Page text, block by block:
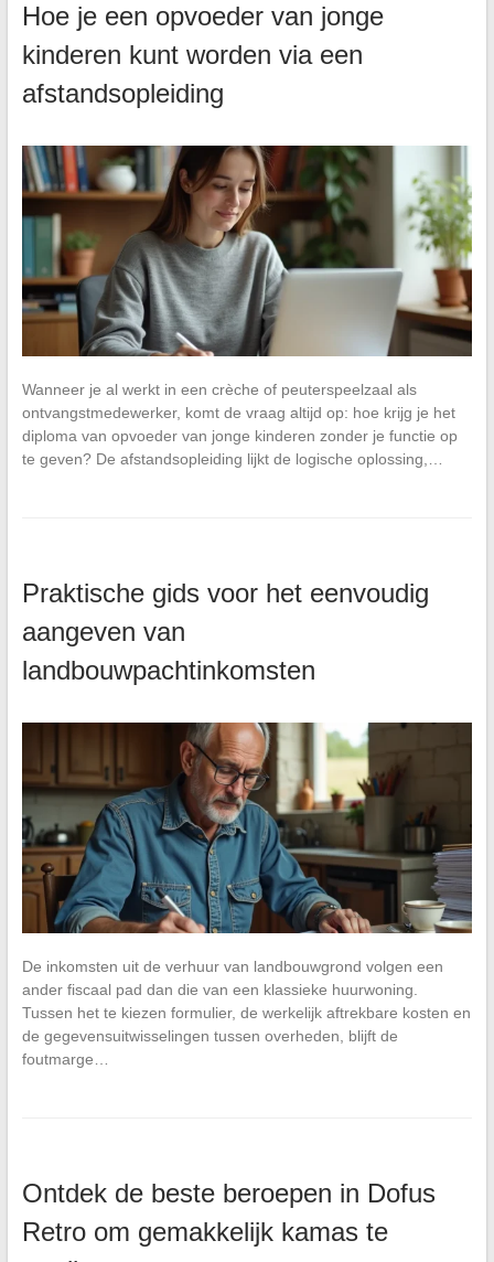
Hoe je een opvoeder van jonge
kinderen kunt worden via een
afstandsopleiding
Wanneer je al werkt in een crèche of peuterspeelzaal als
ontvangstmedewerker, komt de vraag altijd op: hoe krijg je het
diploma van opvoeder van jonge kinderen zonder je functie op
te geven? De afstandsopleiding lijkt de logische oplossing,…
Praktische gids voor het eenvoudig
aangeven van
landbouwpachtinkomsten
De inkomsten uit de verhuur van landbouwgrond volgen een
ander fiscaal pad dan die van een klassieke huurwoning.
Tussen het te kiezen formulier, de werkelijk aftrekbare kosten en
de gegevensuitwisselingen tussen overheden, blijft de
foutmarge…
Ontdek de beste beroepen in Dofus
Retro om gemakkelijk kamas te